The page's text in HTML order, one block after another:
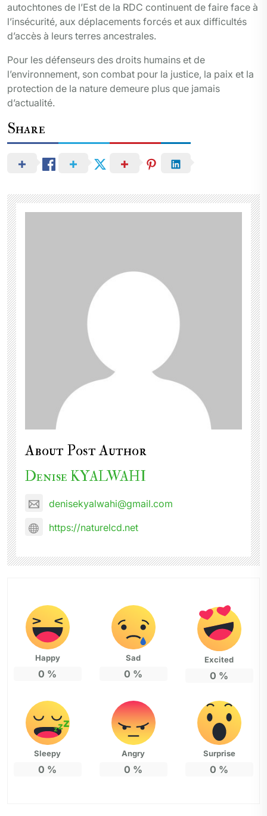
autochtones de l’Est de la RDC continuent de faire face à
l’insécurité, aux déplacements forcés et aux difficultés
d’accès à leurs terres ancestrales.
Pour les défenseurs des droits humains et de
l’environnement, son combat pour la justice, la paix et la
protection de la nature demeure plus que jamais
d’actualité.
Share
About Post Author
Denise KYALWAHI
denisekyalwahi@gmail.com
https://naturelcd.net
Happy
0 %
Sad
0 %
Excited
0 %
Sleepy
0 %
Angry
0 %
Surprise
0 %